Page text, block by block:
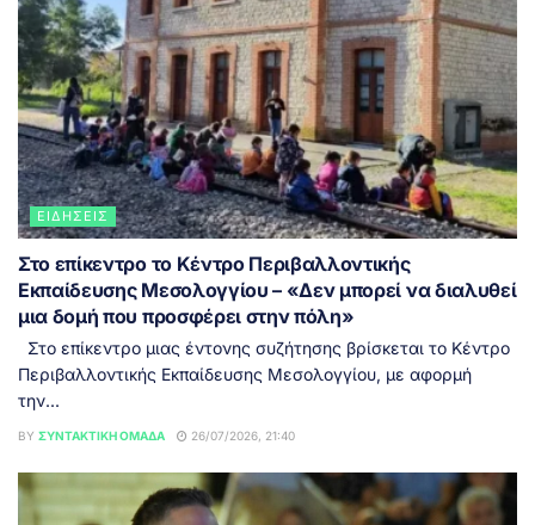
ΕΙΔΉΣΕΙΣ
Στο επίκεντρο το Κέντρο Περιβαλλοντικής
Εκπαίδευσης Μεσολογγίου – «Δεν μπορεί να διαλυθεί
μια δομή που προσφέρει στην πόλη»
Στο επίκεντρο μιας έντονης συζήτησης βρίσκεται το Κέντρο
Περιβαλλοντικής Εκπαίδευσης Μεσολογγίου, με αφορμή
την...
BY ΣΥΝΤΑΚΤΙΚΉ ΟΜΆΔΑ 26/07/2026, 21:40